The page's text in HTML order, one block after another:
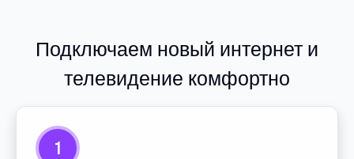
Подключаем новый интернет и
телевидение комфортно
1